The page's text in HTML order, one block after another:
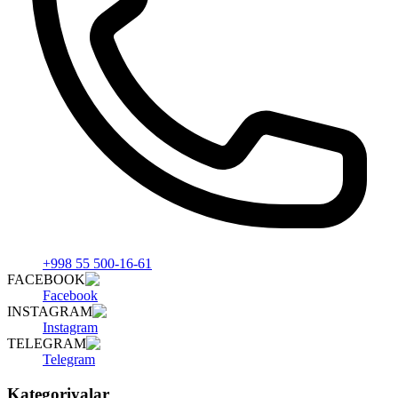
+998 55 500-16-61
FACEBOOK
Facebook
INSTAGRAM
Instagram
TELEGRAM
Telegram
Kategoriyalar